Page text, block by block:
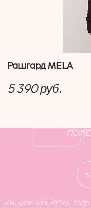
Рашгард MELA
5 390руб.
нажимая на кнопку